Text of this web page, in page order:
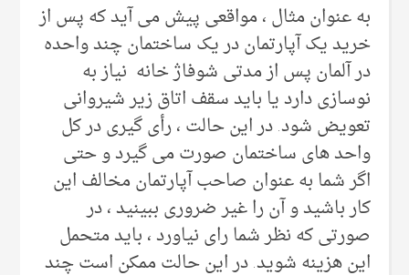
به عنوان مثال ، مواقعی پیش می آید که پس از
خرید یک آپارتمان در یک ساختمان چند واحده
در آلمان پس از مدتی شوفاژ خانه نیاز به
نوسازی دارد یا باید سقف اتاق زیر شیروانی
تعویض شود. در این حالت ، رأی گیری در کل
واحد های ساختمان صورت می گیرد و حتی
اگر شما به عنوان صاحب آپارتمان مخالف این
کار باشید و آن را غیر ضروری ببینید ، در
صورتی که نظر شما رای نیاورد ، باید متحمل
این هزینه شوید. در این حالت ممکن است چند